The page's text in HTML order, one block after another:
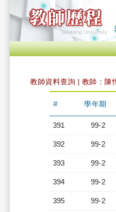
教師資料查詢 | 教師：陳
# 學年期
391 99-2
392 99-2
393 99-2
394 99-2
395 99-2